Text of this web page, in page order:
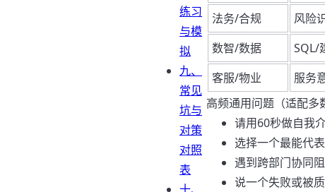
练习
与模
拟
九、
常见
坑与
对策
对照
表
法务/合规
风险
数智/数据
SQL/
客服/物业
服务
高频通用问题（适配多
请用60秒做自我
选择一个最能代
遇到跨部门协同
说一个失败或被